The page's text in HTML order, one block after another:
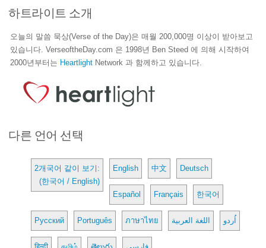
하트라이트 소개
오늘의 말씀 묵상(Verse of the Day)은 매월 200,000명 이상이 받아보고
있습니다. VerseoftheDay.com 은 1998년 Ben Steed 에 의해 시작하여
2000년부터는 Heartlight Network 과 함께하고 있습니다.
다른 언어 선택
2개국어 같이 보기:
(한국어 / English)
English 中文 Deutsch
Español Français 한국어
Русский Português ภาษาไทย اللغة العربية اُردو